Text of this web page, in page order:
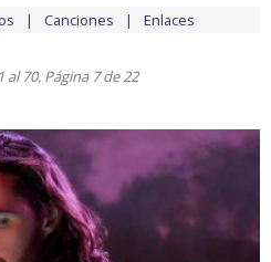
Canciones Enlaces
70. Página 7 de 22